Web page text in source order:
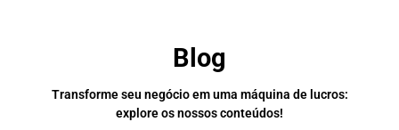
Blog
Transforme seu negócio em uma máquina de lucros:
explore os nossos conteúdos!